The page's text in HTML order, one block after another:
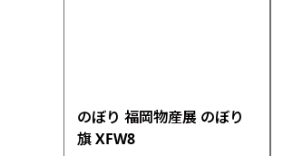
のぼり 福岡物産展 のぼり
旗 XFW8